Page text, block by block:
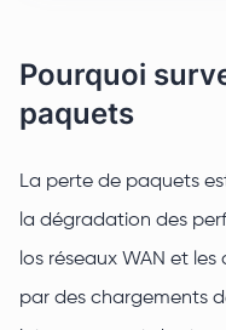
Pourquoi
paquets
La perte de paquets
la dégradation des
los réseaux WAN et
par des chargements